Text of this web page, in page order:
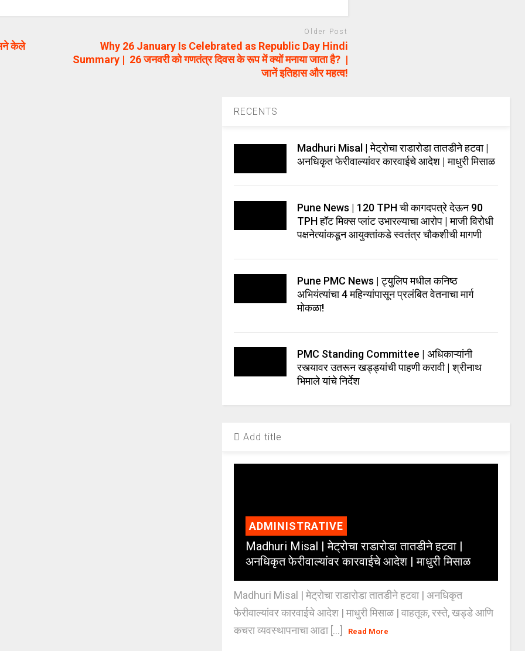
केले
Older Post
Why 26 January Is Celebrated as Republic Day Hindi
Summary | 26 जनवरी को गणतंत्र दिवस के रूप में क्यों मनाया जाता है? |
जानें इतिहास और महत्व!
RECENTS
Madhuri Misal | मेट्रोचा राडारोडा तातडीने हटवा |
अनधिकृत फेरीवाल्यांवर कारवाईचे आदेश | माधुरी मिसाळ
Pune News | 120 TPH ची कागदपत्रे देऊन 90
TPH हॉट मिक्स प्लांट उभारल्याचा आरोप | माजी विरोधी
पक्षनेत्यांकडून आयुक्तांकडे स्वतंत्र चौकशीची मागणी
Pune PMC News | ट्युलिप मधील कनिष्ठ
अभियंत्यांचा 4 महिन्यांपासून प्रलंबित वेतनाचा मार्ग
मोकळा!
PMC Standing Committee | अधिकाऱ्यांनी
रस्त्यावर उतरून खड्ड्यांची पाहणी करावी | श्रीनाथ
भिमाले यांचे निर्देश
Add title
ADMINISTRATIVE
Madhuri Misal | मेट्रोचा राडारोडा तातडीने हटवा |
अनधिकृत फेरीवाल्यांवर कारवाईचे आदेश | माधुरी मिसाळ
Madhuri Misal | मेट्रोचा राडारोडा तातडीने हटवा | अनधिकृत
फेरीवाल्यांवर कारवाईचे आदेश | माधुरी मिसाळ | वाहतूक, रस्ते, खड्डे आणि
कचरा व्यवस्थापनाचा आढा [...]
Read More